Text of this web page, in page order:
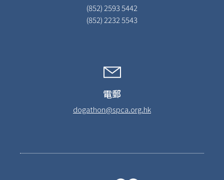
(852) 2593 5442
(852) 2232 5543
電郵
dogathon@spca.org.hk